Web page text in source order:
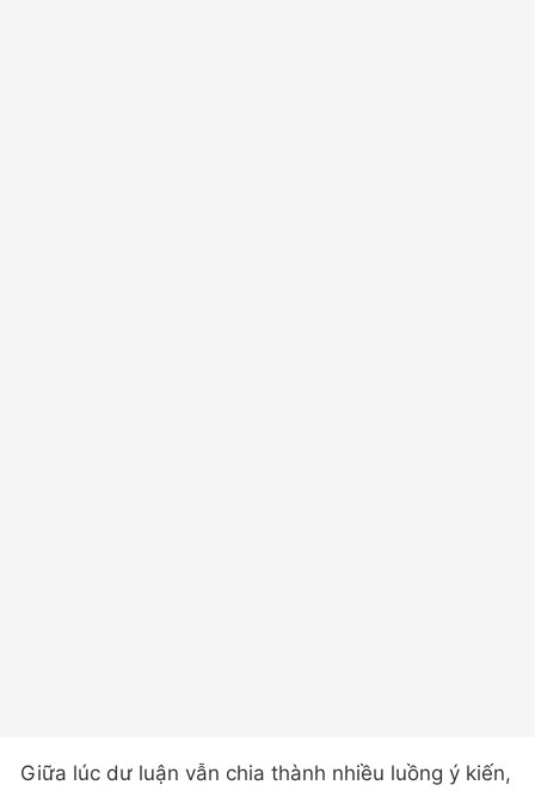
Giữa lúc dư luận vẫn chia thành nhiều luồng ý kiến,